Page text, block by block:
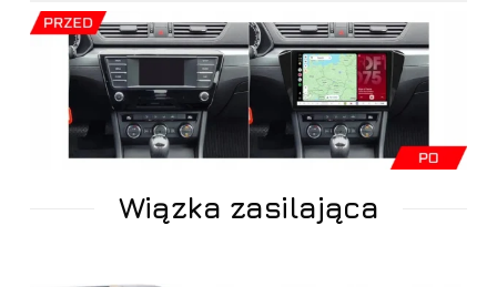
Wiązka zasilająca